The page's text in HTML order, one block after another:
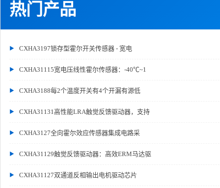
热门产品
CXHA3197锁存型霍尔开关传感器 - 宽电
CXHA31115宽电压线性霍尔传感器：-40℃~1
CXHA3188每2个温度开关有4个开漏有源低
CXHA31131高性能LRA触觉反馈驱动器，支持
CXHA3127全向霍尔效应传感器集成电路采
CXHA31129触觉反馈驱动器：高效ERM马达驱
CXHA31127双通道反相输出电机驱动芯片